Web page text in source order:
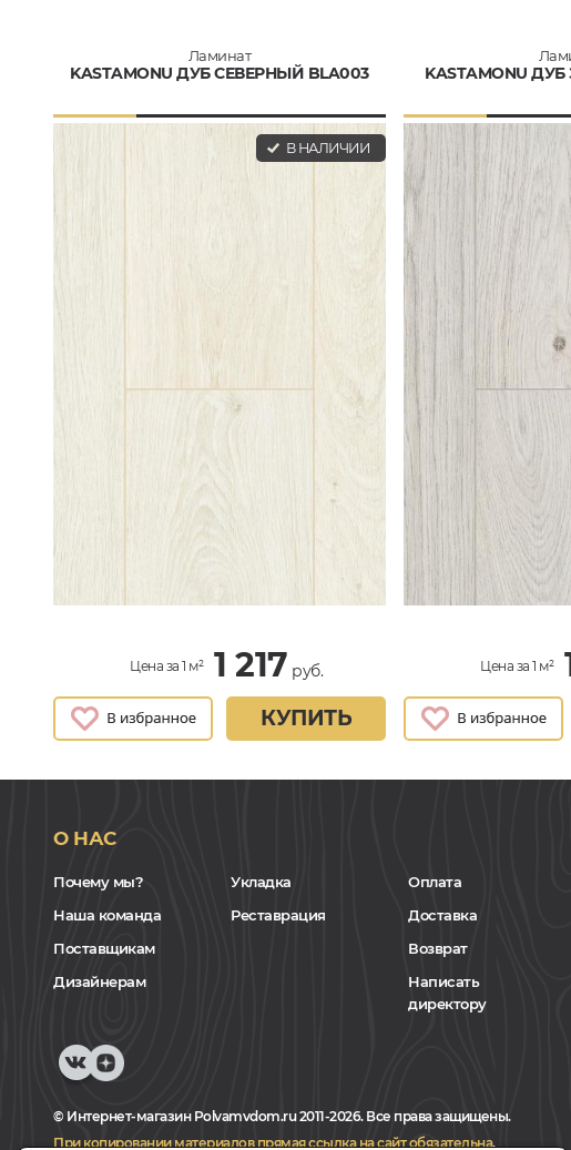
Ламинат
KASTAMONU ДУБ СЕВЕРНЫЙ BLA003
В НАЛИЧИИ
Цена за 1 м² 1 217 руб.
КУПИТЬ
KASTAMONU
Цена за 1 м²
О НАС
Почему мы?
Наша команда
Поставщикам
Дизайнерам
Укладка
Реставрация
Оплата
Доставка
Возврат
Написать
директору
© Интернет-магазин Polvamvdom.ru 2011-2026. Все права защищены.
При копировании материалов прямая ссылка на сайт обязательна.